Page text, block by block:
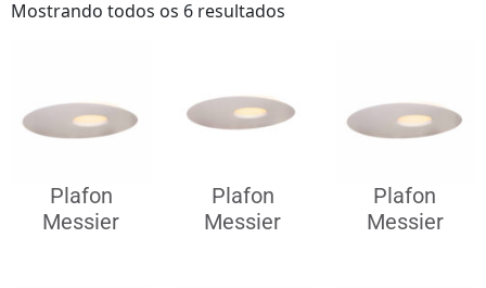
Mostrando todos os 6 resultados
Plafon
Messier
Plafon
Messier
Plafon
Messier